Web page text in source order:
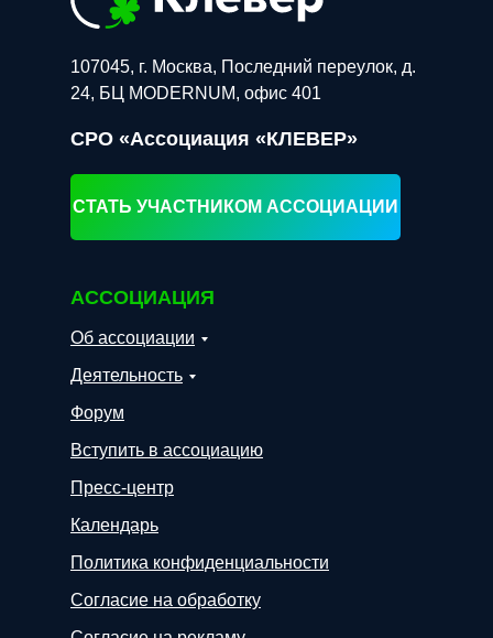
АССОЦИАЦИЯ
Об ассоциации
Деятельность
Форум
Вступить в ассоциацию
Пресс-центр
Календарь
Политика конфиденциальности
Согласие на обработку
107045, г. Москва, Последний переулок, д.
24, БЦ MODERNUM, офис 401
СРО «Ассоциация «КЛЕВЕР»
СТАТЬ УЧАСТНИКОМ АССОЦИАЦИИ